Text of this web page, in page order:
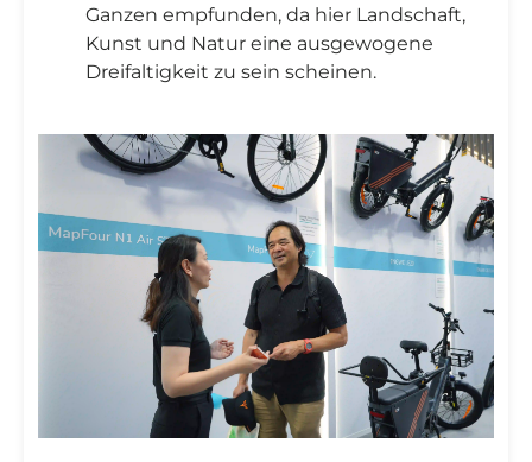
Ganzen empfunden, da hier Landschaft,
Kunst und Natur eine ausgewogene
Dreifaltigkeit zu sein scheinen.